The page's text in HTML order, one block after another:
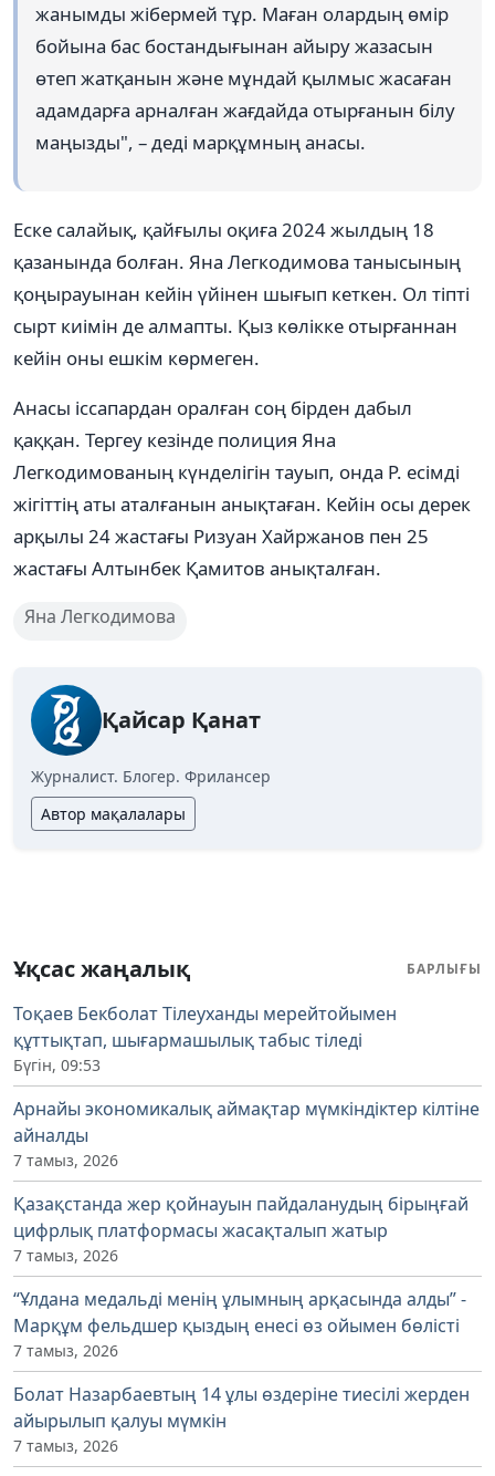
жанымды жібермей тұр. Маған олардың өмір
бойына бас бостандығынан айыру жазасын
өтеп жатқанын және мұндай қылмыс жасаған
адамдарға арналған жағдайда отырғанын білу
маңызды", – деді марқұмның анасы.
Еске салайық, қайғылы оқиға 2024 жылдың 18
қазанында болған. Яна Легкодимова танысының
қоңырауынан кейін үйінен шығып кеткен. Ол тіпті
сырт киімін де алмапты. Қыз көлікке отырғаннан
кейін оны ешкім көрмеген.
Анасы іссапардан оралған соң бірден дабыл
қаққан. Тергеу кезінде полиция Яна
Легкодимованың күнделігін тауып, онда Р. есімді
жігіттің аты аталғанын анықтаған. Кейін осы дерек
арқылы 24 жастағы Ризуан Хайржанов пен 25
жастағы Алтынбек Қамитов анықталған.
Яна Легкодимова
Қайсар Қанат
Журналист. Блогер. Фрилансер
Автор мақалалары
Ұқсас жаңалық БАРЛЫҒЫ
Тоқаев Бекболат Тілеуханды мерейтойымен
құттықтап, шығармашылық табыс тіледі
Бүгін, 09:53
Арнайы экономикалық аймақтар мүмкіндіктер кілтіне
айналды
7 тамыз, 2026
Қазақстанда жер қойнауын пайдаланудың бірыңғай
цифрлық платформасы жасақталып жатыр
7 тамыз, 2026
“Ұлдана медальді менің ұлымның арқасында алды” -
Марқұм фельдшер қыздың енесі өз ойымен бөлісті
7 тамыз, 2026
Болат Назарбаевтың 14 ұлы өздеріне тиесілі жерден
айырылып қалуы мүмкін
7 тамыз, 2026